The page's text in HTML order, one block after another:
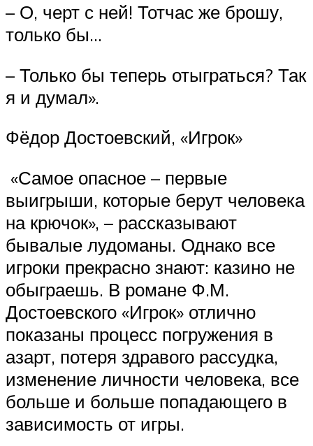
– О, черт с ней! Тотчас же брошу,
только бы…
– Только бы теперь отыграться? Так
я и думал».
Фёдор Достоевский, «Игрок»
«Самое опасное – первые
выигрыши, которые берут человека
на крючок», – рассказывают
бывалые лудоманы. Однако все
игроки прекрасно знают: казино не
обыграешь. В романе Ф.М.
Достоевского «Игрок» отлично
показаны процесс погружения в
азарт, потеря здравого рассудка,
изменение личности человека, все
больше и больше попадающего в
зависимость от игры.